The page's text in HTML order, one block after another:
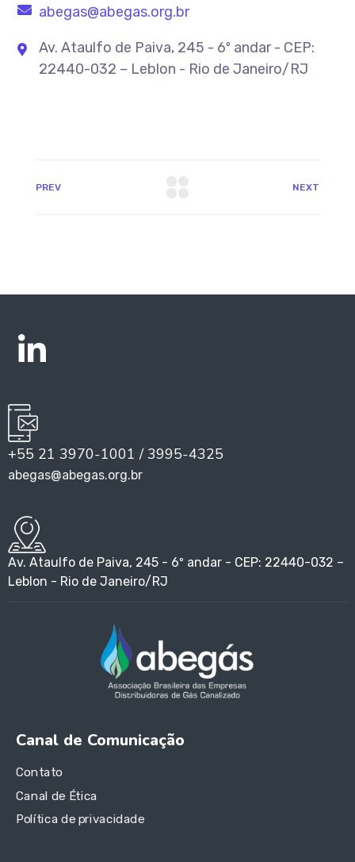
abegas@abegas.org.br
Av. Ataulfo de Paiva, 245 - 6º andar - CEP:
22440-032 – Leblon - Rio de Janeiro/RJ
PREV NEXT
+55 21 3970-1001 / 3995-4325
abegas@abegas.org.br
Av. Ataulfo de Paiva, 245 - 6º andar - CEP: 22440-032 –
Leblon - Rio de Janeiro/RJ
Canal de Comunicação
Contato
Canal de Ética
Política de privacidade